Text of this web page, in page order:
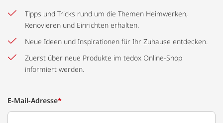
Tipps und Tricks rund um die Themen Heimwerken,
Renovieren und Einrichten erhalten.
Neue Ideen und Inspirationen für Ihr Zuhause entdecken.
Zuerst über neue Produkte im tedox Online-Shop
informiert werden.
E-Mail-Adresse*